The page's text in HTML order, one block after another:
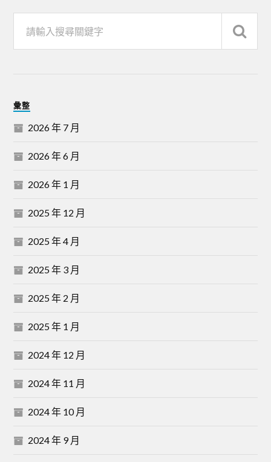
彙整
2026 年 7 月
2026 年 6 月
2026 年 1 月
2025 年 12 月
2025 年 4 月
2025 年 3 月
2025 年 2 月
2025 年 1 月
2024 年 12 月
2024 年 11 月
2024 年 10 月
2024 年 9 月